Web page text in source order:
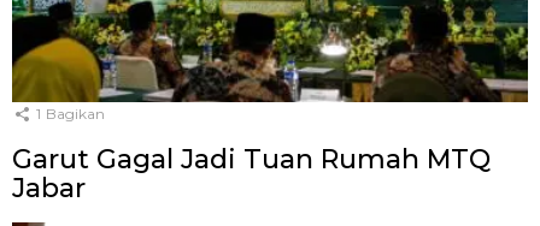
1 Bagikan
Garut Gagal Jadi Tuan Rumah MTQ
Jabar